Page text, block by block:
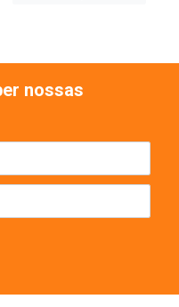
nossas